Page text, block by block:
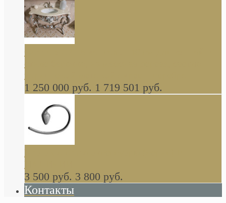
стиле барокко, из массива дерева, светло
коричневый матовый окрас + серебро
1 250 000 руб. 1 719 501 руб.
Khala Colombo аксессуары (серия) В
НАЛИЧИИ
3 500 руб. 3 800 руб.
Контакты